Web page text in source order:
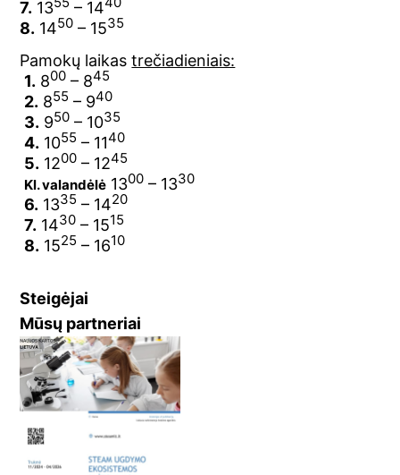
7. 13 – 14
8. 1450 – 1535
Pamokų laikastrečiadieniais:
1. 800 – 845
2. 855 – 940
3. 950 – 1035
4. 1055 – 1140
5. 1200 – 1245
Kl. valandėlė 1300 – 1330
6. 1335 – 1420
7. 1430 – 1515
8. 1525 – 1610
Steigėjai
Mūsų partneriai